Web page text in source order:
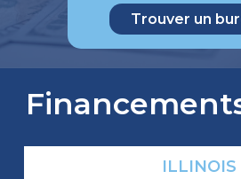
ILLINOIS